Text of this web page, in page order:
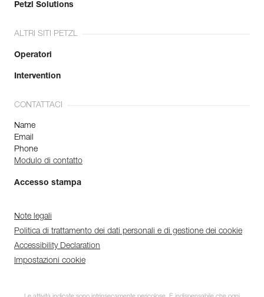
Petzl Solutions
ALTRI SITI PETZL
Operatori
Intervention
CONTATTACI
Name
Email
Phone
Modulo di contatto
Accesso stampa
Note legali
Politica di trattamento dei dati personali e di gestione dei cookie
Accessibility Declaration
Impostazioni cookie